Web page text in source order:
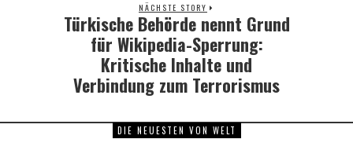
NÄCHSTE STORY
Next
post:
Türkische Behörde nennt Grund
für Wikipedia-Sperrung:
Kritische Inhalte und
Verbindung zum Terrorismus
DIE NEUESTEN VON WELT